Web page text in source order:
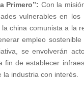
Primero”: Con la
vulnerables en
china comunista a la
empleo
se envolverán
fin de establecer
industria con interés.